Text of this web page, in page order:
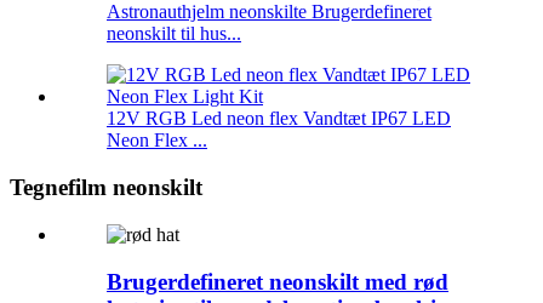
Astronauthjelm neonskilte Brugerdefineret
neonskilt til hus...
12V RGB Led neon flex Vandtæt IP67 LED
Neon Flex ...
Tegnefilm neonskilt
Brugerdefineret neonskilt med rød